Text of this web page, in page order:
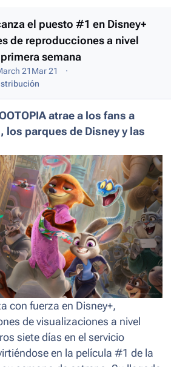
el puesto #1 en Disney+
de reproducciones a nivel
semana
21 Mar 21
atrae a los fans a
los parques de Disney y las
con fuerza en Disney+,
de visualizaciones a nivel
siete días en el servicio
en la película #1 de la